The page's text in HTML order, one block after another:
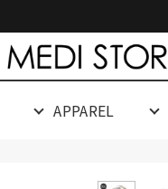
APPAREL